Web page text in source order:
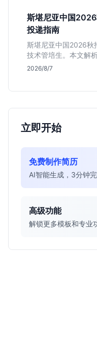
斯堪尼亚中国
投递指南
斯堪尼亚中国2026秋
技术管培生。本文解
真实职责及不限专业
2026/8/7
立即开始
免费制作简历
AI智能生成，3分钟
高级功能
解锁更多模板和专业